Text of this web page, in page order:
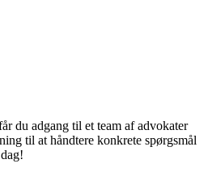
du adgang til et team af advokater
til at håndtere konkrete spørgsmål